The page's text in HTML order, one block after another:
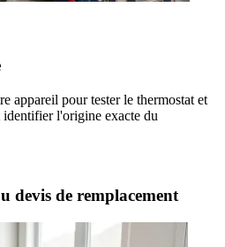
appareil pour tester le thermostat et
identifier l'origine exacte du
devis de remplacement